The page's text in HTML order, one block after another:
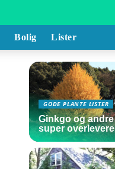
Bolig Lister
GODE PLANTE LISTER
Ginkgo og andre
super overlevere